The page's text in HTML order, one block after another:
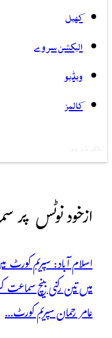
کھیل
الیکشن سروے
ویڈیو
کالمز
Search
ازخود نوٹس
اسلام آباد: سپریم
میں تین رکنی بینچ
عامر رحمان سپریم کورٹ…